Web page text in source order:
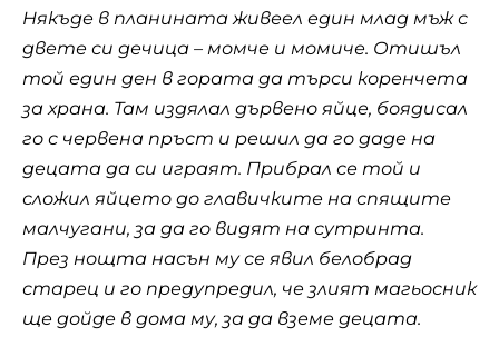
Някъде в планината живеел един млад мъж с
двете си дечица – момче и момиче. Отишъл
той един ден в гората да търси коренчета
за храна. Там издялал дървено яйце, боядисал
го с червена пръст и решил да го даде на
децата да си играят. Прибрал се той и
сложил яйцето до главичките на спящите
малчугани, за да го видят на сутринта.
През нощта насън му се явил белобрад
старец и го предупредил, че злият магьосник
ще дойде в дома му, за да вземе децата.